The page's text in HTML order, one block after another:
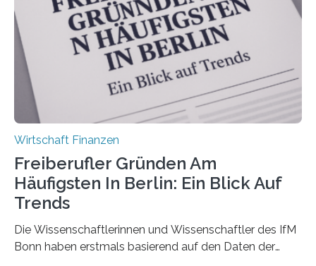
Ergebnis: Deutlich mehr als die Hälfte der Befragten ist
über 50 Jahre alt und wird in den nächsten Jahren eine
Nachfolgeregelung benötigen. Aber nur ein Drittel hat
bereits Regelungen…
Wirtschaft Finanzen
Freiberufler Gründen Am
Häufigsten In Berlin: Ein Blick Auf
Trends
Die Wissenschaftlerinnen und Wissenschaftler des IfM
Bonn haben erstmals basierend auf den Daten der